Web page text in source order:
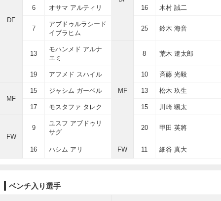
DF
6
オサマ アルティリ 16 木村 誠二
7
アブドゥルラシード
イブラヒム
25 鈴木 海音
13
モハンメド アルナ
エミ
MF
8 荒木 遼太郎
19 アフメド スハイル 10 斉藤 光毅
MF
15 ジャシム ガーベル 13 松木 玖生
17 モスタファ タレク 15 川崎 颯太
FW
9
ユスフ アブドゥリ
サグ
20 甲田 英將
16 ハシム アリ FW 11 細谷 真大
ベンチ入り選手